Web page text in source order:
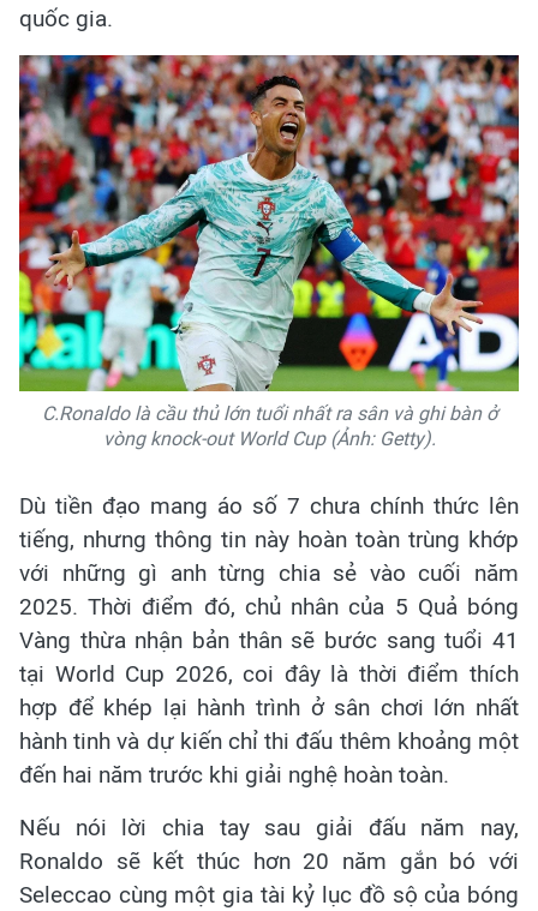
quốc gia.
C.Ronaldo là cầu thủ lớn tuổi nhất ra sân và ghi bàn ở
vòng knock-out World Cup (Ảnh: Getty).
Dù tiền đạo mang áo số 7 chưa chính thức lên
tiếng, nhưng thông tin này hoàn toàn trùng khớp
với những gì anh từng chia sẻ vào cuối năm
2025. Thời điểm đó, chủ nhân của 5 Quả bóng
Vàng thừa nhận bản thân sẽ bước sang tuổi 41
tại World Cup 2026, coi đây là thời điểm thích
hợp để khép lại hành trình ở sân chơi lớn nhất
hành tinh và dự kiến chỉ thi đấu thêm khoảng một
đến hai năm trước khi giải nghệ hoàn toàn.
Nếu nói lời chia tay sau giải đấu năm nay,
Ronaldo sẽ kết thúc hơn 20 năm gắn bó với
Seleccao cùng một gia tài kỷ lục đồ sộ của bóng